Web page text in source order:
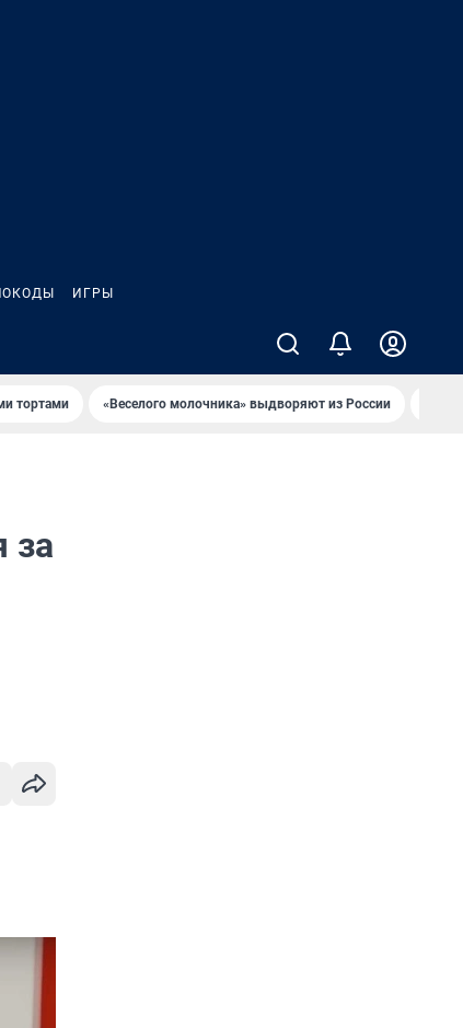
ИГРЫ
тортами «Веселого молочника» выдворяют из России
за